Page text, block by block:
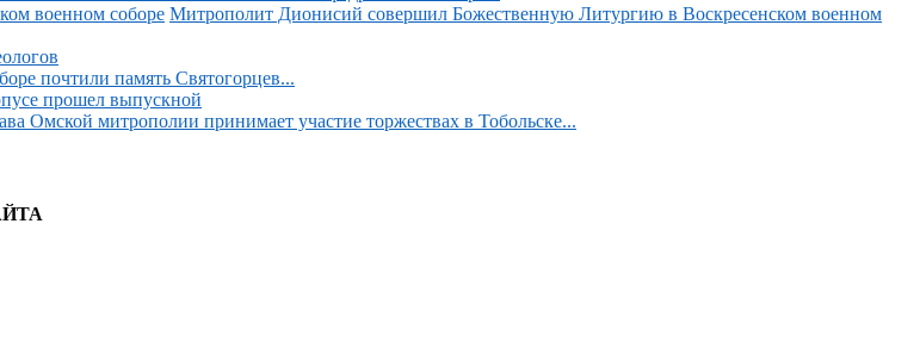
Митрополит Дионисий совершил Божественную Литургию в Воскресенском военном
почтили память Святогорцев...
прошел выпускной
Омской митрополии принимает участие торжествах в Тобольске...